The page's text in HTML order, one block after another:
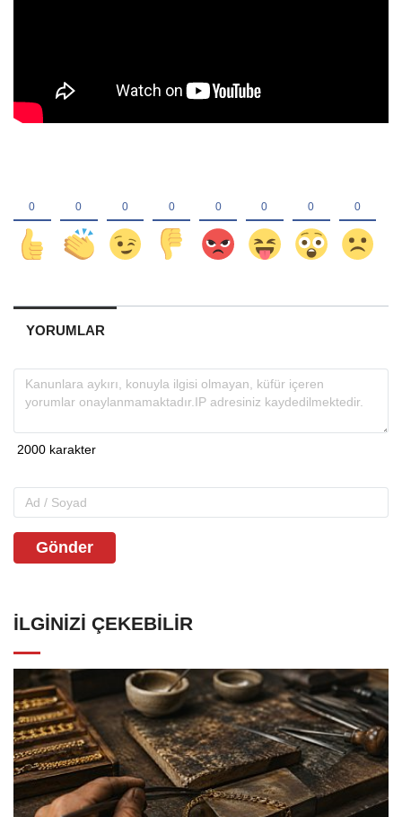
YORUMLAR
Gönder
İLGINIZI ÇEKEBILIR